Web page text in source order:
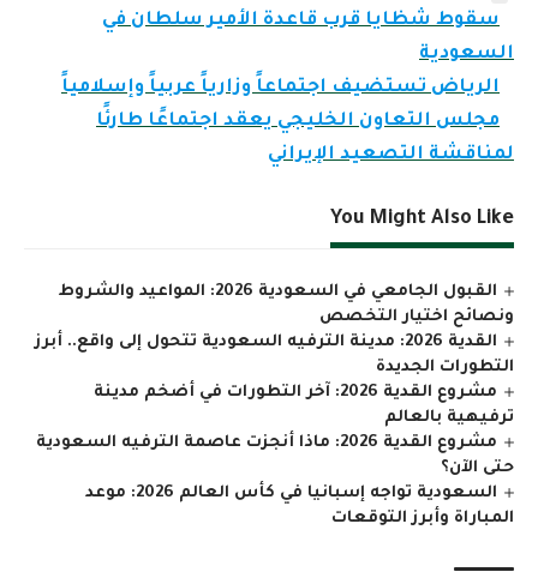
سقوط شظايا قرب قاعدة الأمير سلطان في
السعودية
الرياض تستضيف اجتماعاً وزارياً عربياً وإسلامياً
مجلس التعاون الخليجي يعقد اجتماعًا طارئًا
لمناقشة التصعيد الإيراني
You Might Also Like
القبول الجامعي في السعودية 2026: المواعيد والشروط
ونصائح اختيار التخصص
القدية 2026: مدينة الترفيه السعودية تتحول إلى واقع.. أبرز
التطورات الجديدة
مشروع القدية 2026: آخر التطورات في أضخم مدينة
ترفيهية بالعالم
مشروع القدية 2026: ماذا أنجزت عاصمة الترفيه السعودية
حتى الآن؟
السعودية تواجه إسبانيا في كأس العالم 2026: موعد
المباراة وأبرز التوقعات